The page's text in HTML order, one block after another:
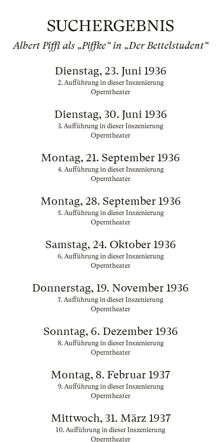
SUCHERGEBNIS
Albert Piffl als „Piffke“ in „Der Bettelstudent“
Dienstag, 23. Juni 1936
2. Aufführung in dieser Inszenierung
Operntheater
Dienstag, 30. Juni 1936
3. Aufführung in dieser Inszenierung
Operntheater
Montag, 21. September 1936
4. Aufführung in dieser Inszenierung
Operntheater
Montag, 28. September 1936
5. Aufführung in dieser Inszenierung
Operntheater
Samstag, 24. Oktober 1936
6. Aufführung in dieser Inszenierung
Operntheater
Donnerstag, 19. November 1936
7. Aufführung in dieser Inszenierung
Operntheater
Sonntag, 6. Dezember 1936
8. Aufführung in dieser Inszenierung
Operntheater
Montag, 8. Februar 1937
9. Aufführung in dieser Inszenierung
Operntheater
Mittwoch, 31. März 1937
10. Aufführung in dieser Inszenierung
Operntheater